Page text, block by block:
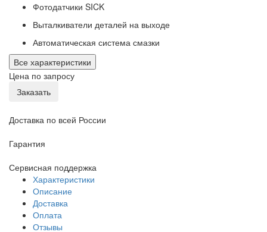
Фотодатчики SICK
Выталкиватели деталей на выходе
Автоматическая система смазки
Все характеристики
Цена по запросу
Заказать
Доставка по всей России
Гарантия
Сервисная поддержка
Характеристики
Описание
Доставка
Оплата
Отзывы